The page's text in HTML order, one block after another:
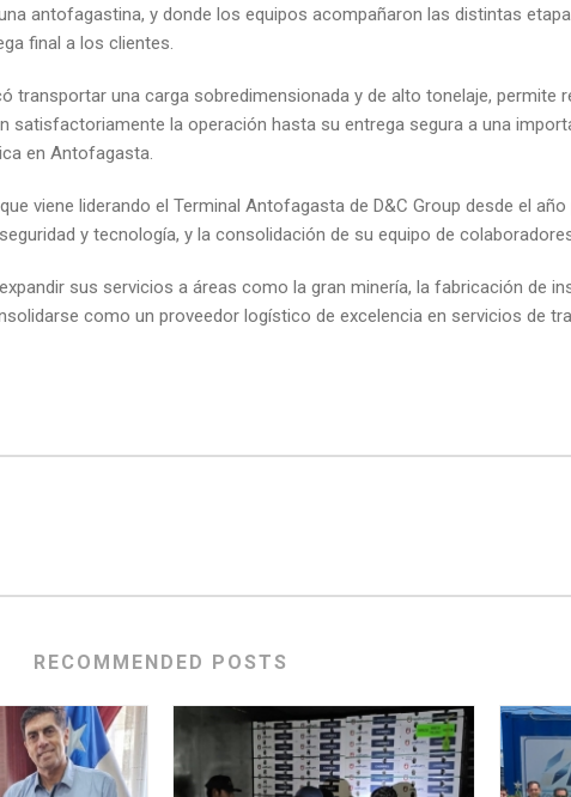
antofagastina, y donde los equipos acompañaron las distintas
final a los clientes.
transportar una carga sobredimensionada y de alto tonelaje, permite
la operación hasta su entrega segura a una
en Antofagasta.
viene liderando el Terminal Antofagasta de D&C Group desde el
y tecnología, y la consolidación de su equipo de
sus servicios a áreas como la gran minería, la fabricación de
como un proveedor logístico de excelencia en servicios de
RECOMMENDED POSTS